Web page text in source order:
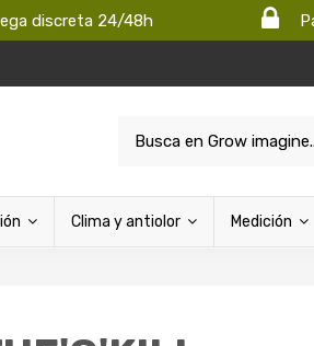
discreta 24/48h
Clima y antiolor Medición